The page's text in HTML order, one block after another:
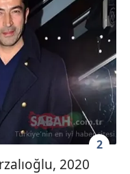
2
2020